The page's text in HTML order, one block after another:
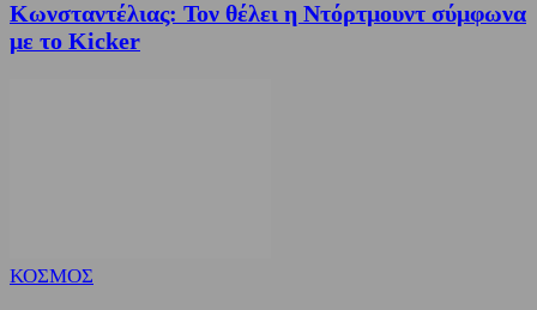
Κωνσταντέλιας: Τον θέλει η Ντόρτμουντ σύμφωνα
με το Kicker
ΚΟΣΜΟΣ